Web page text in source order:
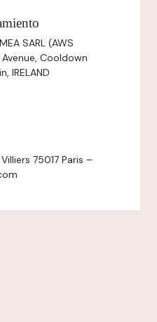
SARL (AWS
Cooldown
IRELAND
75017 Paris –